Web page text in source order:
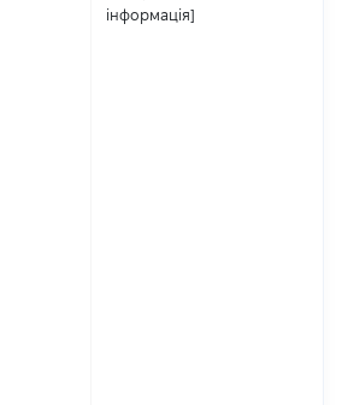
інформація]